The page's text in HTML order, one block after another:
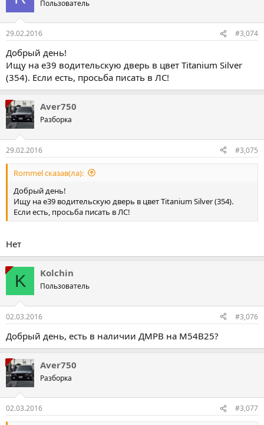
Пользователь
29.02.2016 #3,074
Добрый день!
Ищу на е39 водительскую дверь в цвет Titanium Silver
(354). Если есть, просьба писать в ЛС!
Aver750
Разборка
29.02.2016 #3,075
Rommel сказав(ла):
Добрый день!
Ищу на е39 водительскую дверь в цвет Titanium Silver (354).
Если есть, просьба писать в ЛС!
Нет
K Kolchin
Пользователь
02.03.2016 #3,076
Добрый день, есть в наличии ДМРВ на M54B25?
Aver750
Разборка
02.03.2016 #3,077